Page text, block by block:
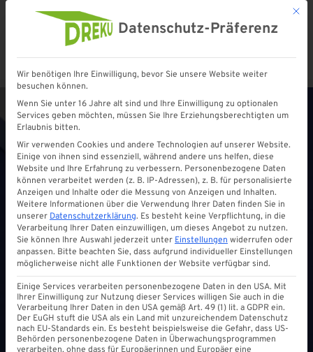
Startseite»Shop»Aluminium U – Profil 16 mm | Kurzlänge
Mit
Datenschutz-Präferenz
Wir benötigen Ihre Einwilligung, bevor Sie unsere Website weiter
besuchen können.
Wenn Sie unter 16 Jahre alt sind und Ihre Einwilligung zu optionalen
Services geben möchten, müssen Sie Ihre Erziehungsberechtigten um
Erlaubnis bitten.
Wir verwenden Cookies und andere Technologien auf unserer Website.
Einige von ihnen sind essenziell, während andere uns helfen, diese
Website und Ihre Erfahrung zu verbessern. Personenbezogene Daten
können verarbeitet werden (z. B. IP-Adressen), z. B. für personalisierte
Anzeigen und Inhalte oder die Messung von Anzeigen und Inhalten.
Weitere Informationen über die Verwendung Ihrer Daten finden Sie in
unserer Datenschutzerklärung. Es besteht keine Verpflichtung, in die
Verarbeitung Ihrer Daten einzuwilligen, um dieses Angebot zu nutzen.
Sie können Ihre Auswahl jederzeit unter Einstellungen widerrufen oder
anpassen. Bitte beachten Sie, dass aufgrund individueller Einstellungen
möglicherweise nicht alle Funktionen der Website verfügbar sind.
Einige Services verarbeiten personenbezogene Daten in den USA. Mit
Ihrer Einwilligung zur Nutzung dieser Services willigen Sie auch in die
Verarbeitung Ihrer Daten in den USA gemäß Art. 49 (1) lit. a GDPR ein.
Der EuGH stuft die USA als ein Land mit unzureichendem Datenschutz
nach EU-Standards ein. Es besteht beispielsweise die Gefahr, dass US-
Behörden personenbezogene Daten in Überwachungsprogrammen